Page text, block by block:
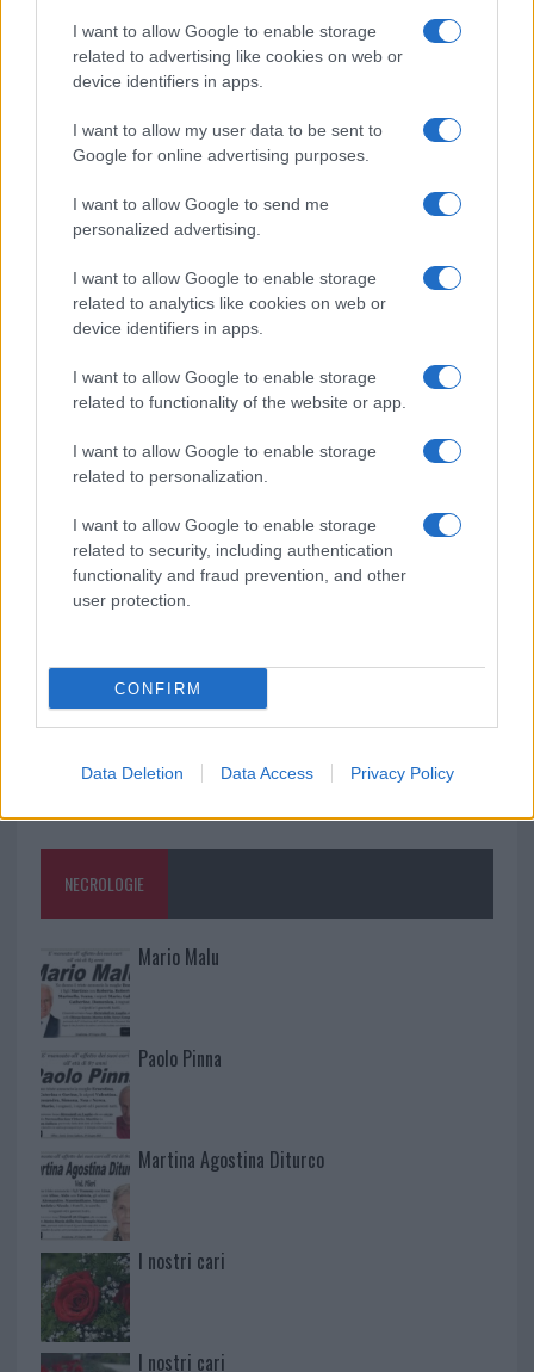
I want to allow Google to enable storage
related to advertising like cookies on web or
device identifiers in apps.
I want to allow my user data to be sent to
Google for online advertising purposes.
I want to allow Google to send me
personalized advertising.
I want to allow Google to enable storage
related to analytics like cookies on web or
device identifiers in apps.
I want to allow Google to enable storage
related to functionality of the website or app.
I want to allow Google to enable storage
related to personalization.
I want to allow Google to enable storage
related to security, including authentication
functionality and fraud prevention, and other
user protection.
CONFIRM
Data Deletion Data Access Privacy Policy
Meteo Olbia 9 agosto, temperature in calo
Salmo finisce in ospedale a Catania, ma il tour
Jovanotti, Gabry Ponte e Alfa: Olbia ombelico del
mondo per una notte
Giorgia Meloni a La Maddalena, la vicesindaco:
“Orgoglio e discrezione per visita privata̶…
Incendio nella notte a Olbia, a fuoco due furgoni
A fuoco un deposito con bombole, intervento dei
vigili del fuoco a Rudalza
NECROLOGIE
Mario Malu
Paolo Pinna
Martina Agostina Diturco
I nostri cari
I nostri cari